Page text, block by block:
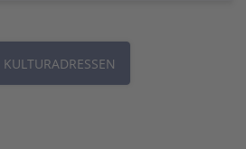
KULTURADRESSEN